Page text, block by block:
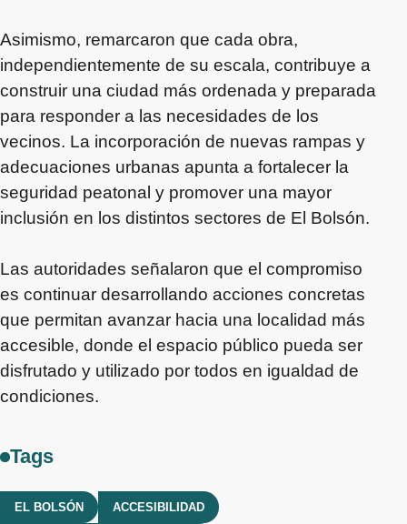
Asimismo, remarcaron que cada obra,
independientemente de su escala, contribuye a
construir una ciudad más ordenada y preparada
para responder a las necesidades de los
vecinos. La incorporación de nuevas rampas y
adecuaciones urbanas apunta a fortalecer la
seguridad peatonal y promover una mayor
inclusión en los distintos sectores de El Bolsón.
Las autoridades señalaron que el compromiso
es continuar desarrollando acciones concretas
que permitan avanzar hacia una localidad más
accesible, donde el espacio público pueda ser
disfrutado y utilizado por todos en igualdad de
condiciones.
Tags
EL BOLSÓN ACCESIBILIDAD